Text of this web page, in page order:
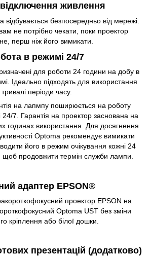
живлення
безпосередньо від мережі.
не потрібно чекати, поки проектор
перш ніж його вимикати.
в режимі 24/7
для роботи 24 години на добу в
Ідеально підходять для використання
тривалі періоди часу.
на лапмпу поширюється на роботу
7. Гарантія на проектор заснована на
годинах використання. Для досягнення
Optoma рекомендує вимикати
його в режим очікування кожні 24
щоб продовжити термін служби лампи.
адаптер EPSON®
проектор EPSON на
Optoma UST без зміни
кріплення або білої дошки.
презентацій (додатково)